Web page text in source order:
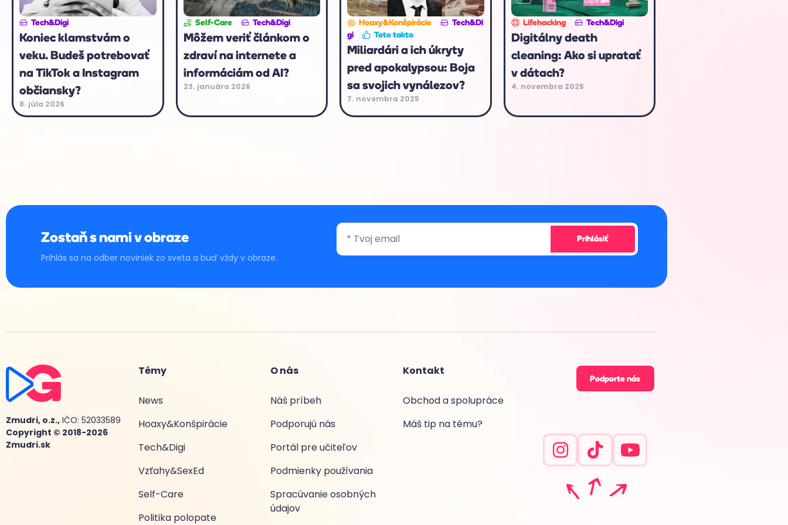
Tech&Digi
Koniec klamstvám o
veku. Budeš potrebovať
na TikTok a Instagram
občiansky?
8. júla 2026
Self-Care Tech&Digi
Môžem veriť článkom o
zdraví na internete a
informáciám od AI?
23. januára 2026
Hoaxy&Konšpirácie
Tech&Di
gi
Toto takto
Miliardári a ich úkryty
pred apokalypsou: Boja
sa svojich vynálezov?
7. novembra 2025
Lifehacking Tech&Digi
Digitálny death
cleaning: Ako si upratať
v dátach?
4. novembra 2025
Zostaň s nami v obraze
Prihlás sa na odber noviniek zo sveta a buď vždy v obraze.
Zmudri, o.z., IČO: 52033589
Copyright © 2018-2026
Zmudri.sk
Témy
News
Hoaxy&Konšpirácie
Tech&Digi
Vzťahy&SexEd
Self-Care
Politika polopate
O nás
Náš príbeh
Podporujú nás
Portál pre učiteľov
Podmienky používania
Spracúvanie osobných
údajov
Kontakt
Obchod a spolupráce
Máš tip na tému?
Podporte nás